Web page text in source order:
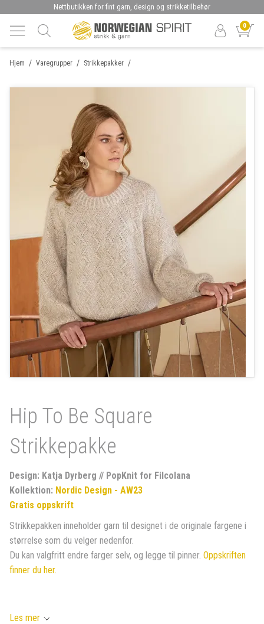
Nettbutikken for fint garn, design og strikketilbehør
0
/
Hjem /
Varegrupper /
Strikkepakker
Hip To Be Square
Strikkepakke
Design: Katja Dyrberg // PopKnit for Filcolana
Kollektion: Nordic Design - AW23
Gratis oppskrift
Strikkepakken inneholder garn til designet i de originale fargene i
størrelse som du velger nedenfor.
Du kan valgfritt endre farger selv, og legge til pinner. Oppskriften
finner du her.
Les mer